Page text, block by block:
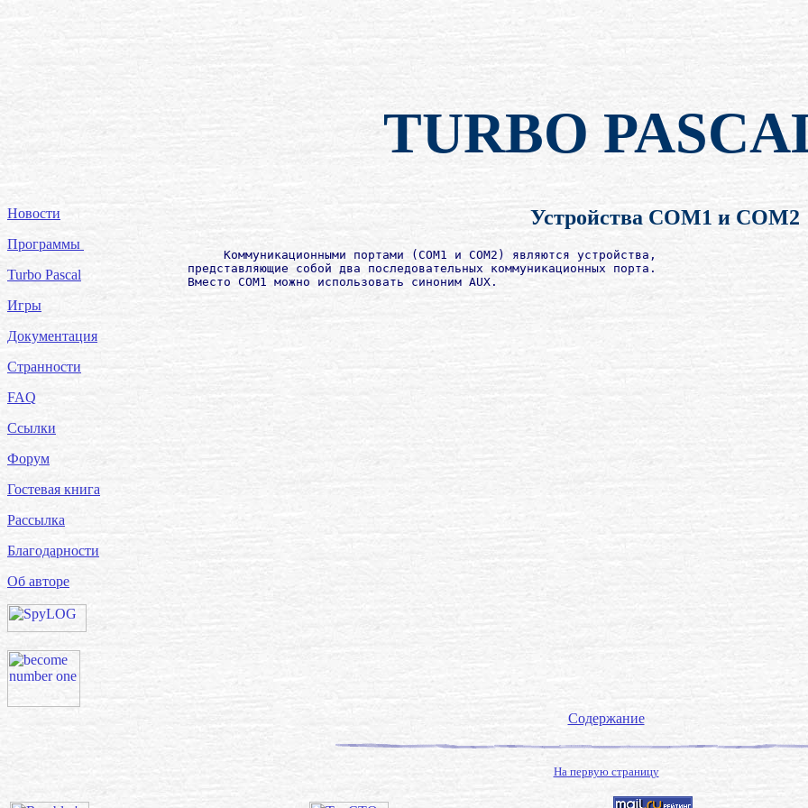
TURBO
Новости
Программы
Turbo Pascal
Игры
Документация
Странности
FAQ
Ссылки
Форум
Гостевая книга
Рассылка
Благодарности
Об авторе
Устройства CОМ1 и CОМ2
             Коммуникационными портами (CОМ1 и CОМ2) являются устройства,
        представляющие собой два последовательных коммуникационных порта.
        Вместо CОМ1 можно использовать синоним AUХ.
Содержание
На первую страницу